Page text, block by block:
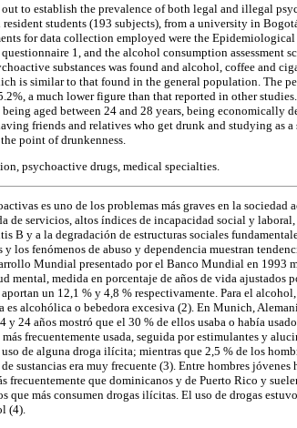
to establish the prevalence of both legal and illegal
students (193 subjects), from a university in
for data collection employed were the
1, and the alcohol consumption assessment
substances was found and alcohol, coffee and
is similar to that found in the general population. The
a much lower figure than that reported in other
aged between 24 and 28 years, being economically
friends and relatives who get drunk and studying as
point of drunkenness.
psychoactive drugs, medical specialties.
es uno de los problemas más graves en la sociedad
de servicios, altos índices de incapacidad social y
B y a la degradación de estructuras sociales
los fenómenos de abuso y dependencia muestran
Mundial presentado por el Banco Mundial en 1993
mental, medida en porcentaje de años de vida ajustados
un 12,1 % y 4,8 % respectivamente. Para el
alcohólica o bebedora excesiva (2). En Munich,
y 24 años mostró que el 30 % de ellos usaba o había
frecuentemente usada, seguida por estimulantes y
de alguna droga ilícita; mientras que 2,5 % de los
sustancias era muy frecuente (3). Entre hombres jóvenes
frecuentemente que dominicanos y de Puerto Rico y
que más consumen drogas ilícitas. El uso de drogas
(4).